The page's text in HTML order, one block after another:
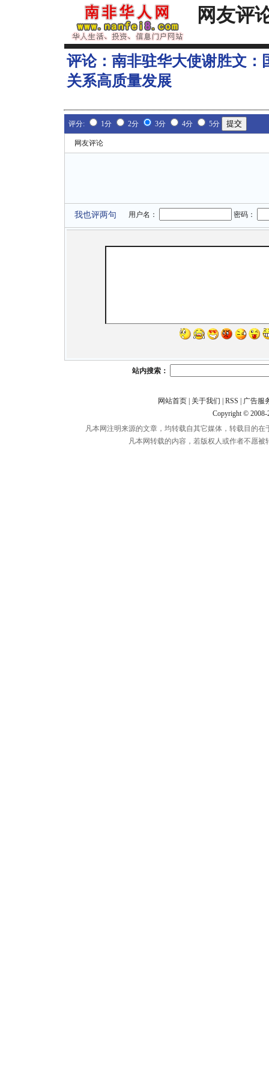
网友评
评论： 南非驻华大使谢胜文：
关系高质量发展
评分: 1分 2分 3分 4分 5分
网友评论
我也评两句 用户名： 密码：
站内搜索：
网站首页| 关于我们 RSS
广告服
Copyright ©
凡本网注明来源的文章，均转载自其它媒体，转载目的
凡本网转载的内容，若版权人或作者不愿